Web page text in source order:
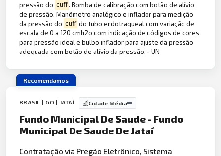
pressão do cuff. Bomba de calibração com botão de alívio
de pressão. Manômetro analógico e inflador para medição
da pressão do cuff do tubo endotraqueal com variação de
escala de 0 a 120 cmh2o com indicação de códigos de cores
para pressão ideal e bulbo inflador para ajuste da pressão
adequada com botão de alívio da pressão. - UN
Recomendamos
BRASIL | GO | JATAÍ Cidade Média
Fundo Municipal De Saude - Fundo
Municipal De Saude De Jataí
Contratação via Pregão Eletrônico, Sistema